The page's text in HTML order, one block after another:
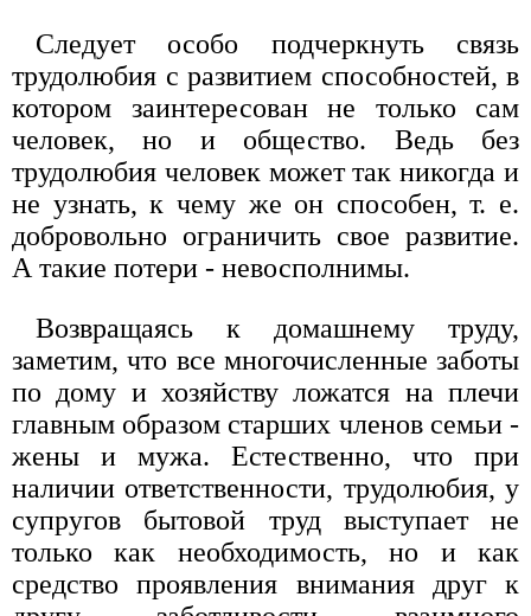
Следует особо подчеркнуть связь
трудолюбия с развитием способностей, в
котором заинтересован не только сам
человек, но и общество. Ведь без
трудолюбия человек может так никогда и
не узнать, к чему же он способен, т. е.
добровольно ограничить свое развитие.
А такие потери - невосполнимы.
Возвращаясь к домашнему труду,
заметим, что все многочисленные заботы
по дому и хозяйству ложатся на плечи
главным образом старших членов семьи -
жены и мужа. Естественно, что при
наличии ответственности, трудолюбия, у
супругов бытовой труд выступает не
только как необходимость, но и как
средство проявления внимания друг к